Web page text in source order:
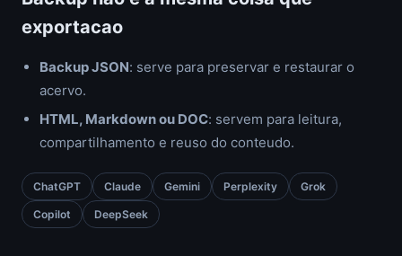
exportacao
Backup JSON: serve para preservar e restaurar o
acervo.
HTML, Markdown ou DOC: servem para leitura,
compartilhamento e reuso do conteudo.
ChatGPT Claude Gemini Perplexity Grok
Copilot DeepSeek